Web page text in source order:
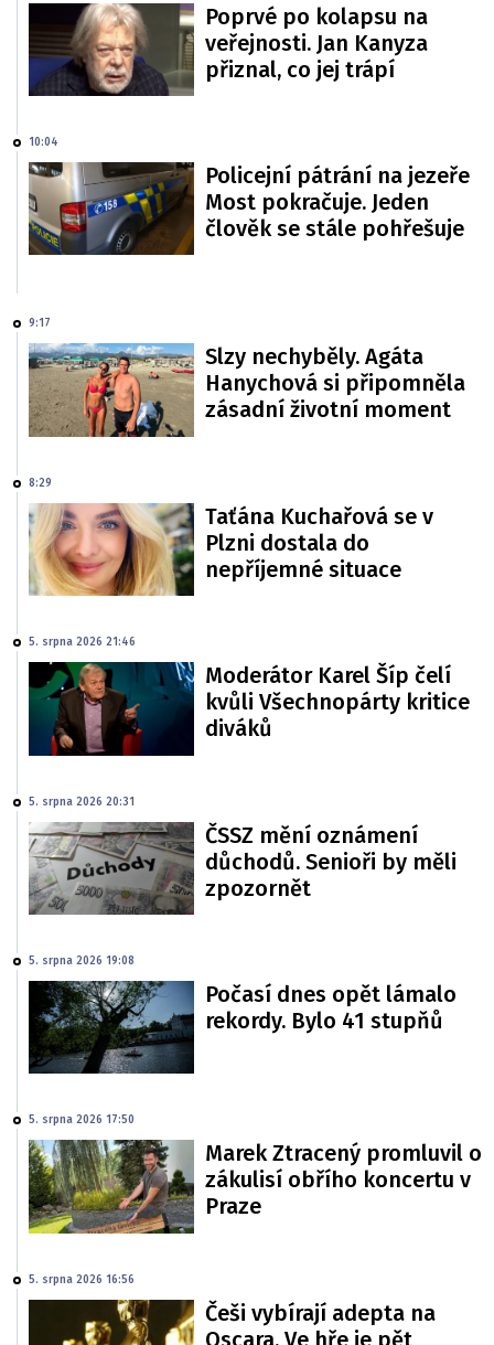
Poprvé po kolapsu na
veřejnosti. Jan Kanyza
přiznal, co jej trápí
10:04
Policejní pátrání na jezeře
Most pokračuje. Jeden
člověk se stále pohřešuje
9:17
Slzy nechyběly. Agáta
Hanychová si připomněla
zásadní životní moment
8:29
Taťána Kuchařová se v
Plzni dostala do
nepříjemné situace
5. srpna 2026 21:46
Moderátor Karel Šíp čelí
kvůli Všechnopárty kritice
diváků
5. srpna 2026 20:31
ČSSZ mění oznámení
důchodů. Senioři by měli
zpozornět
5. srpna 2026 19:08
Počasí dnes opět lámalo
rekordy. Bylo 41 stupňů
5. srpna 2026 17:50
Marek Ztracený promluvil o
zákulisí obřího koncertu v
Praze
5. srpna 2026 16:56
Češi vybírají adepta na
Oscara. Ve hře je pět